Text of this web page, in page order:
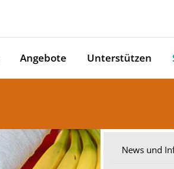
Angebote Unterstützen
News und